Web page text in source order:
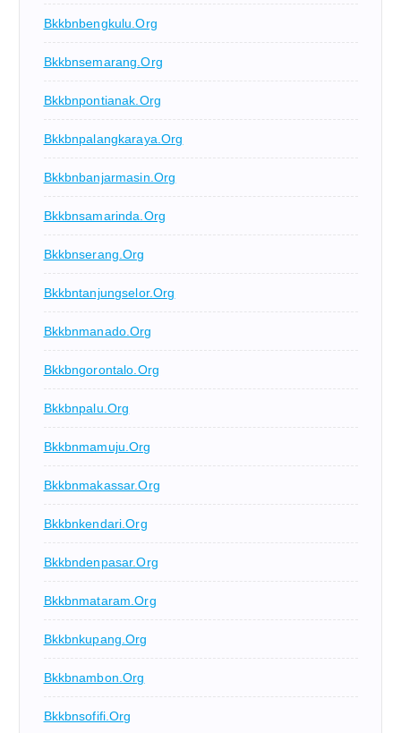
Bkkbnbengkulu.org
Bkkbnsemarang.org
Bkkbnpontianak.org
Bkkbnpalangkaraya.org
Bkkbnbanjarmasin.org
Bkkbnsamarinda.org
Bkkbnserang.org
Bkkbntanjungselor.org
Bkkbnmanado.org
Bkkbngorontalo.org
Bkkbnpalu.org
Bkkbnmamuju.org
Bkkbnmakassar.org
Bkkbnkendari.org
Bkkbndenpasar.org
Bkkbnmataram.org
Bkkbnkupang.org
Bkkbnambon.org
Bkkbnsofifi.org